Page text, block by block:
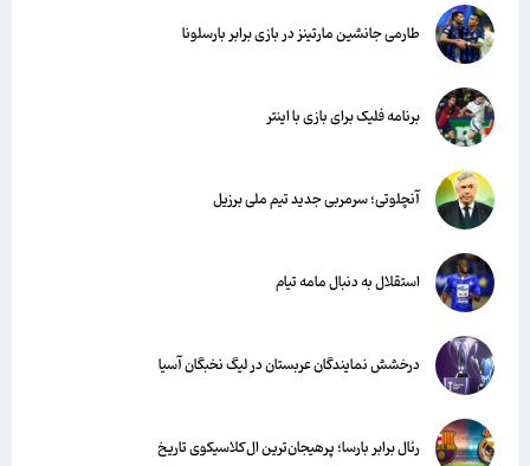
طارمی جانشین مارتینز در بازی برابر بارسلونا
برنامه فلیک برای بازی با اینتر
آنچلوتی؛ سرمربی جدید تیم ملی برزیل
استقلال به دنبال مامه تیام
درخشش نمایندگان عربستان در لیگ نخبگان آسیا
رئال برابر بارسا؛ پرهیجان‌‌ترین ال‌کلاسیکوی تاریخ